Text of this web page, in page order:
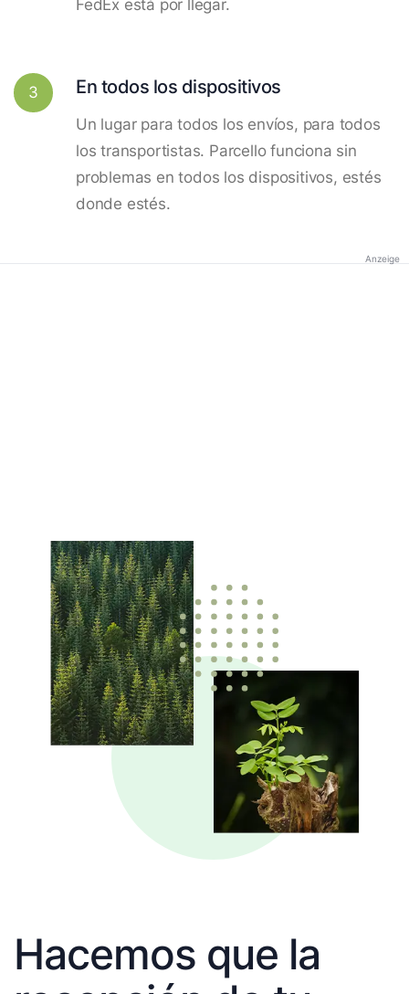
FedEx está por llegar.
3 En todos los dispositivos
Un lugar para todos los envíos, para todos
los transportistas. Parcello funciona sin
problemas en todos los dispositivos, estés
donde estés.
Anzeige
Hacemos que la